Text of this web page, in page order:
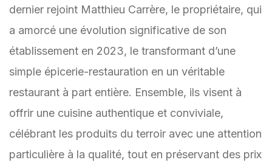
dernier rejoint Matthieu Carrère, le propriétaire, qui
a amorcé une évolution significative de son
établissement en 2023, le transformant d’une
simple épicerie-restauration en un véritable
restaurant à part entière. Ensemble, ils visent à
offrir une cuisine authentique et conviviale,
célébrant les produits du terroir avec une attention
particulière à la qualité, tout en préservant des prix